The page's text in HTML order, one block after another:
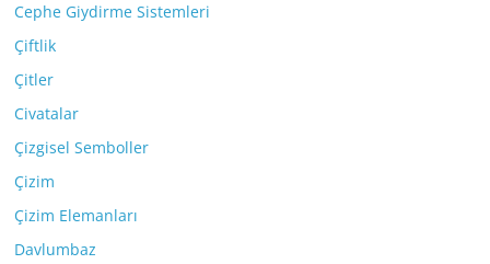
Cephe Giydirme Sistemleri
Çiftlik
Çitler
Civatalar
Çizgisel Semboller
Çizim
Çizim Elemanları
Davlumbaz